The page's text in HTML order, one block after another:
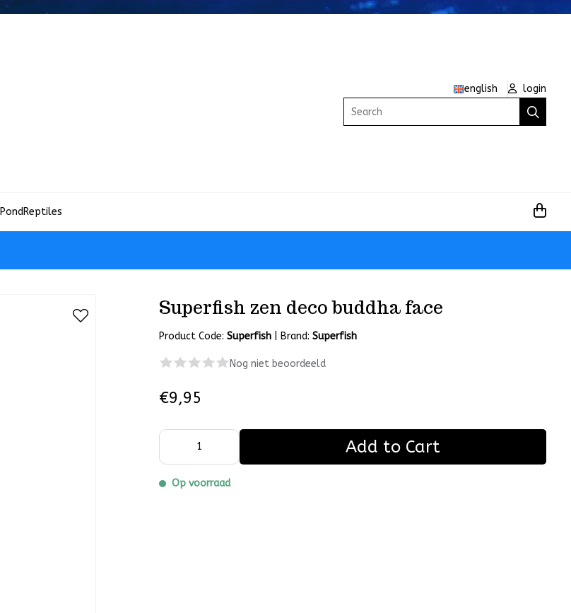
english
login
Search
PondReptiles
Superfish zen deco buddha face
Product Code:Superfish Brand:Superfish
Nog niet beoordeeld
€9,95
Add to Cart
Op voorraad